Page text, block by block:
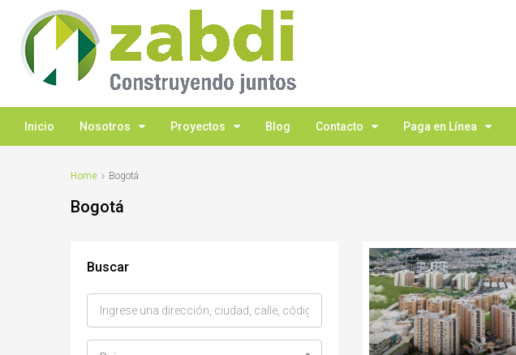
Inicio Nosotros Proyectos Blog Contacto Paga en Línea
Home Bogotá
Bogotá
Buscar